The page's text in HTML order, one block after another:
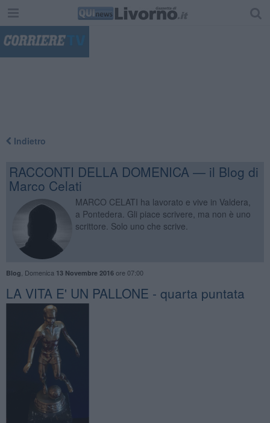
Indietro
RACCONTI DELLA DOMENICA — il Blog di
Marco Celati
MARCO CELATI ha lavorato e vive in Valdera,
a Pontedera. Gli piace scrivere, ma non è uno
scrittore. Solo uno che scrive.
Blog Domenica 13 Novembre 2016ore 07:00
LA VITA E' UN PALLONE - quarta puntata